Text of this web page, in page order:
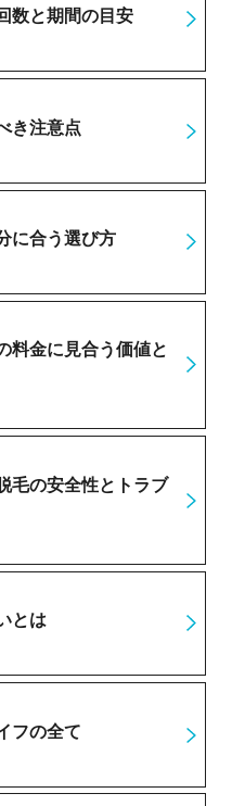
数と期間の目安
き注意点
に合う選び方
料金に見合う価値と
毛の安全性とトラブ
とは
フの全て